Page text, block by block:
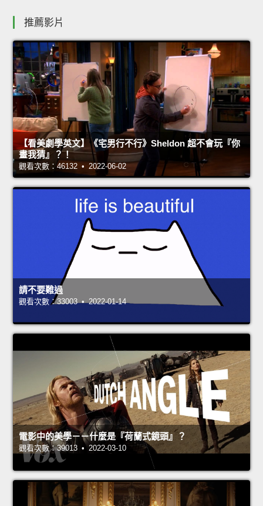
推薦影片
【看美劇學英文】《宅男行不行》Sheldon 超不會玩『你
畫我猜』？！
觀看次數：46132 • 2022-06-02
請不要難過
觀看次數：33003 • 2022-01-14
電影中的美學－－什麼是『荷蘭式鏡頭』？
觀看次數：39013 • 2022-03-10